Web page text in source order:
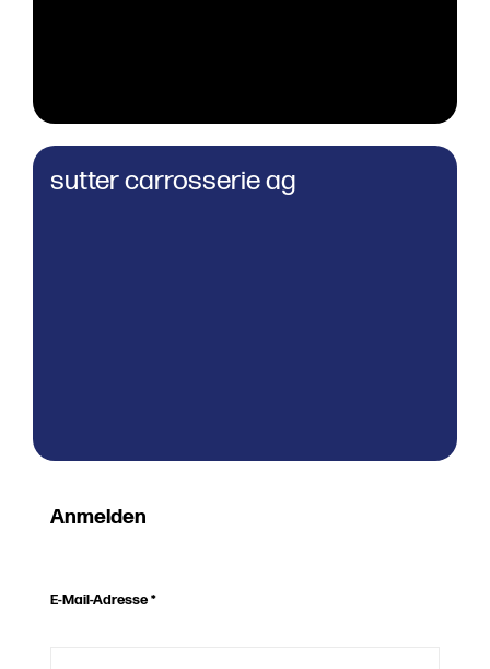
sutter carrosserie ag
Anmelden
E-Mail-Adresse*